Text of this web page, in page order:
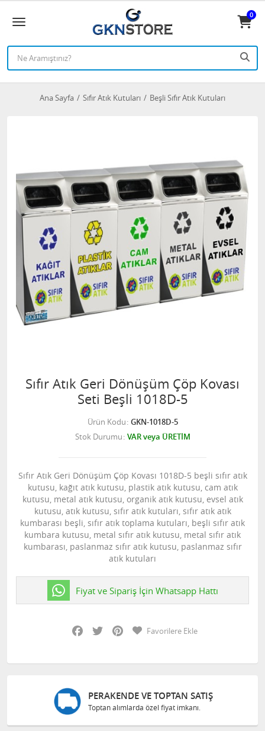
0
Ana Sayfa Sıfır Atık Kutuları Beşli Sıfır Atık Kutuları
Sıfır Atık Geri Dönüşüm Çöp Kovası
Seti Beşli 1018D-5
Ürün Kodu GKN-1018D-5
Stok Durumu VAR veya ÜRETİM
Sıfır Atık Geri Dönüşüm Çöp Kovası 1018D-5 beşli sıfır atık
kutusu, kağıt atık kutusu, plastik atık kutusu, cam atık
kutusu, metal atık kutusu, organik atık kutusu, evsel atık
kutusu, atık kutusu, sıfır atık kutuları, sıfır atık atık
kumbarası beşli, sıfır atık toplama kutuları, beşli sıfır atık
kumbara kutusu, metal sıfır atık kutusu, metal sıfır atık
kumbarası, paslanmaz sıfır atık kutusu, paslanmaz sıfır
atık kutuları
Fiyat ve Sipariş İçin Whatsapp Hattı
Facebook
Twitter PinterestFavorilere Ekle
PERAKENDE VE TOPTAN SATIŞ
Toptan alımlarda özel fiyat imkanı.